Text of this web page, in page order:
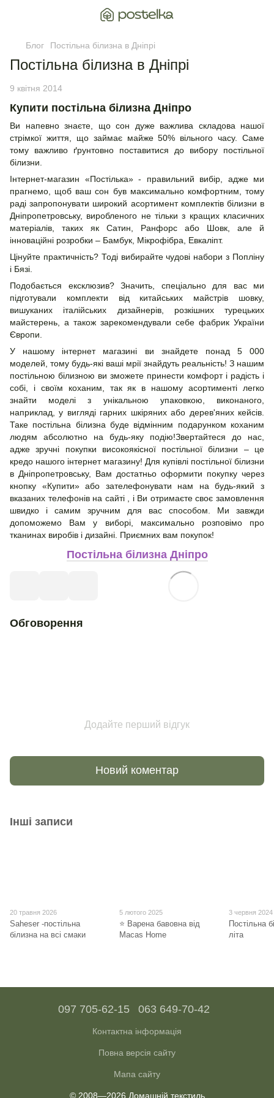
Блог Постільна білизна в Дніпрі
Постільна білизна в Дніпрі
9 квітня 2014
Купити постільна білизна Дніпро
Ви напевно знаєте, що сон дуже важлива складова нашої
стрімкої життя, що займає майже 50% вільного часу. Саме
тому важливо ґрунтовно поставитися до вибору постільної
білизни.
Інтернет-магазин «Постілька» - правильний вибір, адже ми
прагнемо, щоб ваш сон був максимально комфортним, тому
раді запропонувати широкий асортимент комплектів білизни в
Дніпропетровську, виробленого не тільки з кращих класичних
матеріалів, таких як Сатин, Ранфорс або Шовк, але й
інноваційні розробки – Бамбук, Мікрофібра, Евкаліпт.
Цінуйте практичність? Тоді вибирайте чудові набори з Попліну
і Бязі.
Подобається ексклюзив? Значить, спеціально для вас ми
підготували комплекти від китайських майстрів шовку,
вишуканих італійських дизайнерів, розкішних турецьких
майстерень, а також зарекомендували себе фабрик України
Європи.
У нашому інтернет магазині ви знайдете понад 5 000
моделей, тому будь-які ваші мрії знайдуть реальність! З нашим
постільною білизною ви зможете принести комфорт і радість і
собі, і своїм коханим, так як в нашому асортименті легко
знайти моделі з унікальною упаковкою, виконаного,
наприклад, у вигляді гарних шкіряних або дерев'яних кейсів.
Таке постільна білизна буде відмінним подарунком коханим
людям абсолютно на будь-яку подію!Звертайтеся до нас,
адже зручні покупки високоякісної постільної білизни – це
кредо нашого інтернет магазину! Для купівлі постільної білизни
в Дніпропетровську, Вам достатньо оформити покупку через
кнопку «Купити» або зателефонувати нам на будь-який з
вказаних телефонів на сайті , і Ви отримаєте своє замовлення
швидко і самим зручним для вас способом. Ми завжди
допоможемо Вам у виборі, максимально розповімо про
тканинах виробів і дизайні. Приємних вам покупок!
Постільна білизна Дніпро
Обговорення
Додайте перший відгук
Новий коментар
Інші записи
20 травня 2026
Saheser -постільна
білизна на всі смаки
5 лютого 2025
⭐ Варена бавовна від
Macas Home
3 червня 2024
Постільна
літа
097 705-62-15 063 649-70-42
Контактна інформація
Повна версія сайту
Мапа сайту
© 2008—2026 Домашній текстиль